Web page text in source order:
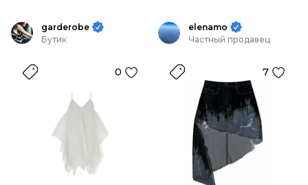
garderobe
Бутик
0
elenamo
Частный продавец
7